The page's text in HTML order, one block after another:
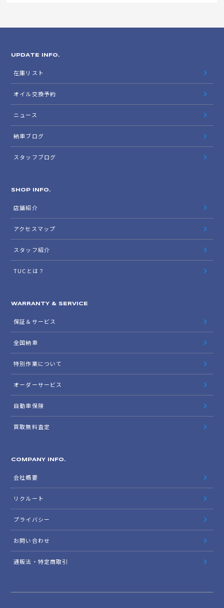
UPDATE INFO.
在庫リスト
オイル交換予約
ニュース
納車ブログ
スタッフブログ
SHOP INFO.
店舗紹介
アクセスマップ
スタッフ紹介
TUCとは？
WARRANTY & SERVICE
保証＆サービス
全国納車
特別作業について
オーダーサービス
自動車保険
買取無料査定
COMPANY INFO.
会社概要
リクルート
プライバシー
お問い合わせ
通販法・特定商取引